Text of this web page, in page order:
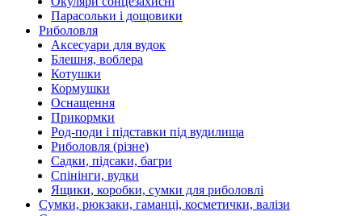
Парасольки і дощовики
Риболовля
Аксесуари для вудок
Блешня, воблера
Котушки
Кормушки
Оснащення
Прикормки
Род-поди і підставки під вудилища
Риболовля (різне)
Садки, підсаки, багри
Спінінги, вудки
Ящики, коробки, сумки для риболовлі
Сумки, рюкзаки, гаманці, косметички, валізи